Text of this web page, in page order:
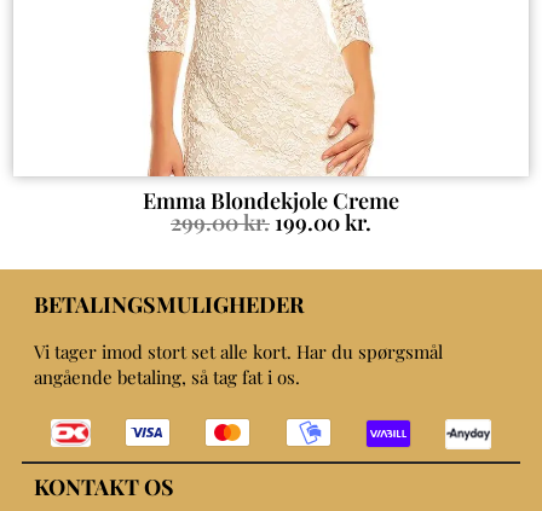
Emma Blondekjole Creme
299.00kr.199.00kr.
BETALINGSMULIGHEDER
Vi tager imod stort set alle kort. Har du spørgsmål
angående betaling, så tag fat i os.
KONTAKT OS